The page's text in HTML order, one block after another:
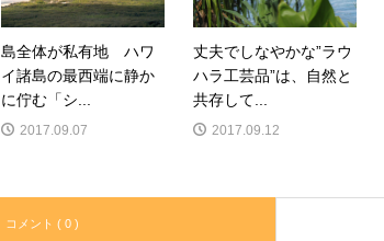
島全体が私有地 ハワ
イ諸島の最西端に静か
に佇む「シ...
2017.09.07
丈夫でしなやかな”ラウ
ハラ工芸品”は、自然と
共存して...
2017.09.12
コメント ( 0 )